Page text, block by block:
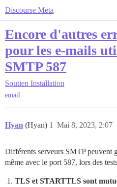
Discourse Meta
Encore d'autres
pour les e-mails
SMTP 587
Soutien Installation
email
Hyan (Hyan) Mai 8, 2023, 2:07
1
Différents serveurs SMTP peuvent
même avec le port 587, lors des
TLS et STARTTLS sont